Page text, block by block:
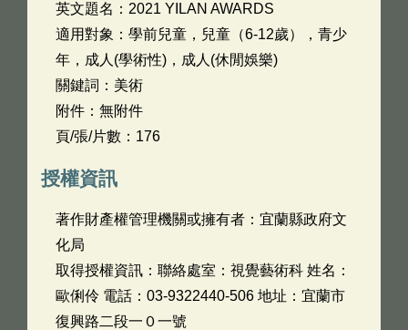
英文題名： 2021 YILAN AWARDS
適用對象：學前兒童，兒童（6-12歲），青少
年，成人(學術性)，成人(休閒娛樂)
關鍵詞：美術
附件：無附件
頁/張/片數：176
授權資訊
著作財產權管理機關或擁有者：宜蘭縣政府文
化局
取得授權資訊：聯絡處室：視覺藝術科 姓名：
歐俐伶 電話：03-9322440-506 地址：宜蘭市
復興路二段一０一號